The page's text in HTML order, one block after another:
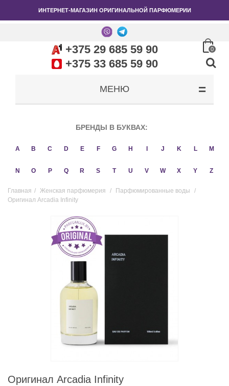
ИНТЕРНЕТ-МАГАЗИН ОРИГИНАЛЬНОЙ ПАРФЮМЕРИИ
+375 29 685 59 90
+375 33 685 59 90
0
МЕНЮ
БРЕНДЫ В БУКВАХ:
A B C D E F G H J K L M
N O P Q R S T U V W X Y Z
Главная / Женская парфюмерия / Парфюмированные воды
/
Оригинал Arcadia Infinity
Оригинал Arcadia Infinity